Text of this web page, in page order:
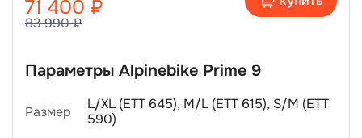
71 400 ₽
83 990 ₽
Параметры Alpinebike Prime 9
Размер
L/XL (ЕТТ 645), M/L (ЕТТ 615), S/M (ЕТТ
590)